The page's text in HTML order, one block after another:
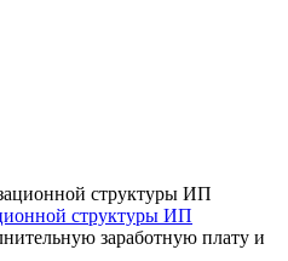
структуры ИП